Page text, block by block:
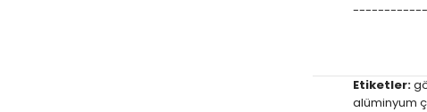
Etiketler:
alüminyum